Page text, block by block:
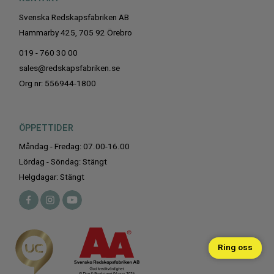
Ring oss
Svenska Redskapsfabriken AB
Hammarby 425, 705 92 Örebro
019 - 760 30 00
sales@redskapsfabriken.se
Org nr: 556944-1800
ÖPPETTIDER
Måndag - Fredag: 07.00-16.00
Lördag - Söndag: Stängt
Helgdagar: Stängt